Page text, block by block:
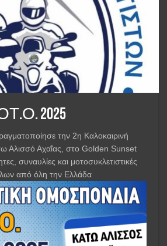
2025
την 2η Καλοκαιρινή
Αλισσό Αχαΐας, στο Golden Sunset
συναυλίες και μοτοσυκλετιστικές
από όλη την Ελλάδα